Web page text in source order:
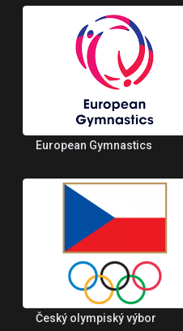
European Gymnastics
Český olympiský výbor